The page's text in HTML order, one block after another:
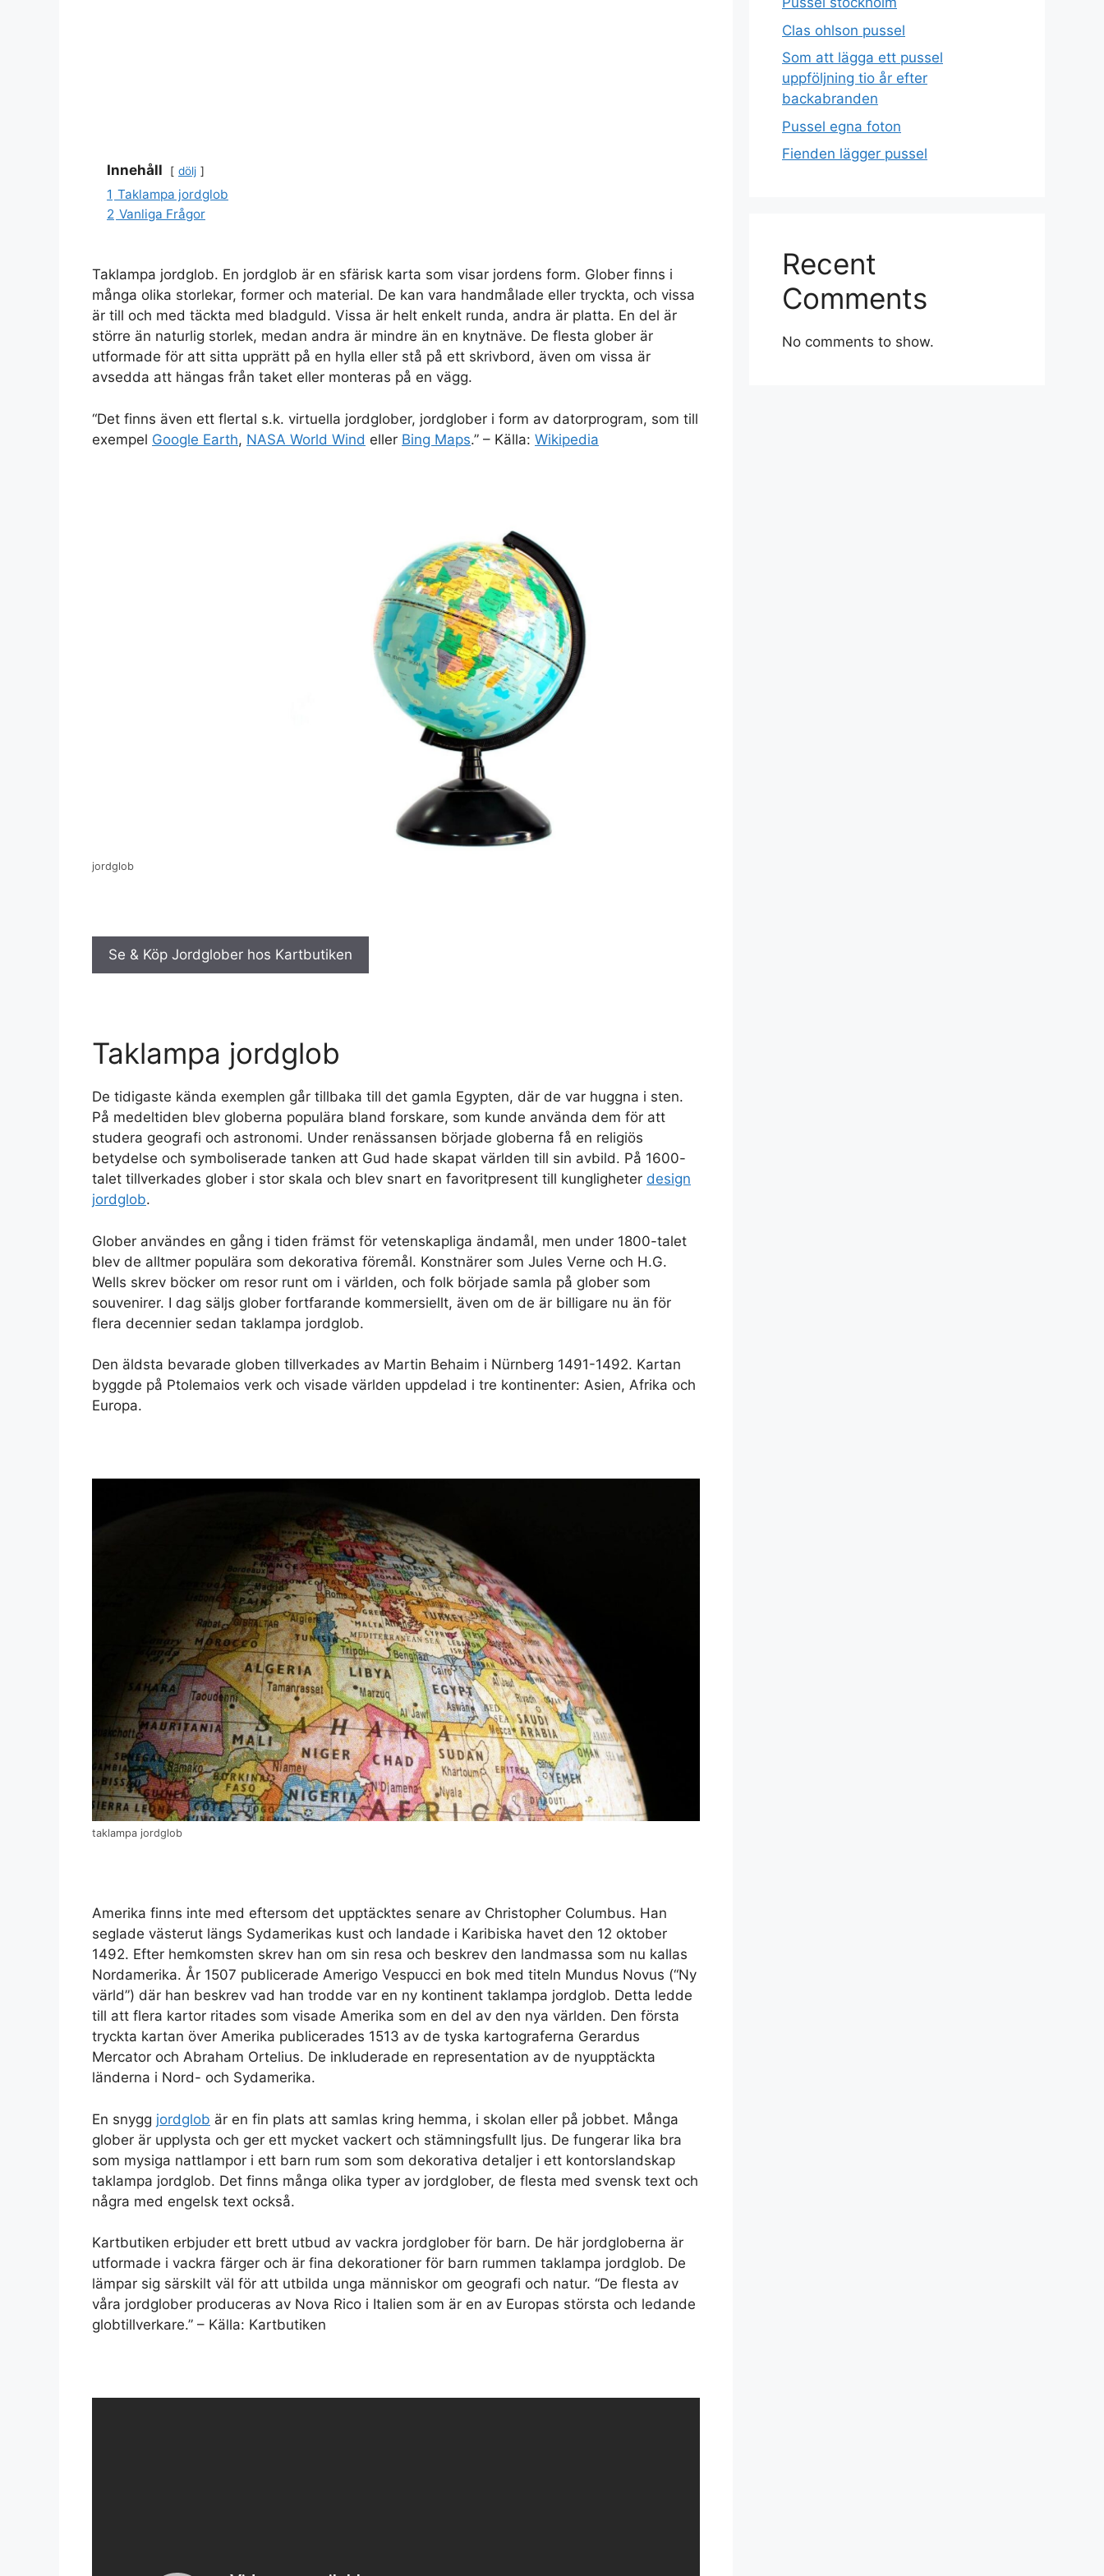
Innehåll dölj
1 Taklampa jordglob
2 Vanliga Frågor
Taklampa jordglob. En jordglob är en sfärisk karta som visar jordens form. Glober finns i
många olika storlekar, former och material. De kan vara handmålade eller tryckta, och vissa
är till och med täckta med bladguld. Vissa är helt enkelt runda, andra är platta. En del är
större än naturlig storlek, medan andra är mindre än en knytnäve. De flesta glober är
utformade för att sitta upprätt på en hylla eller stå på ett skrivbord, även om vissa är
avsedda att hängas från taket eller monteras på en vägg.
“Det finns även ett flertal s.k. virtuella jordglober, jordglober i form av datorprogram, som till
exempel Google Earth, NASA World Wind eller Bing Maps.” – Källa: Wikipedia
jordglob
Se & Köp Jordglober hos Kartbutiken
Taklampa jordglob
De tidigaste kända exemplen går tillbaka till det gamla Egypten, där de var huggna i sten.
På medeltiden blev globerna populära bland forskare, som kunde använda dem för att
studera geografi och astronomi. Under renässansen började globerna få en religiös
betydelse och symboliserade tanken att Gud hade skapat världen till sin avbild. På 1600-
talet tillverkades glober i stor skala och blev snart en favoritpresent till kungligheter design
jordglob.
Glober användes en gång i tiden främst för vetenskapliga ändamål, men under 1800-talet
blev de alltmer populära som dekorativa föremål. Konstnärer som Jules Verne och H.G.
Wells skrev böcker om resor runt om i världen, och folk började samla på glober som
souvenirer. I dag säljs glober fortfarande kommersiellt, även om de är billigare nu än för
flera decennier sedan taklampa jordglob.
Den äldsta bevarade globen tillverkades av Martin Behaim i Nürnberg 1491-1492. Kartan
byggde på Ptolemaios verk och visade världen uppdelad i tre kontinenter: Asien, Afrika och
Europa.
taklampa jordglob
Amerika finns inte med eftersom det upptäcktes senare av Christopher Columbus. Han
seglade västerut längs Sydamerikas kust och landade i Karibiska havet den 12 oktober
1492. Efter hemkomsten skrev han om sin resa och beskrev den landmassa som nu kallas
Nordamerika. År 1507 publicerade Amerigo Vespucci en bok med titeln Mundus Novus (“Ny
värld”) där han beskrev vad han trodde var en ny kontinent taklampa jordglob. Detta ledde
till att flera kartor ritades som visade Amerika som en del av den nya världen. Den första
tryckta kartan över Amerika publicerades 1513 av de tyska kartograferna Gerardus
Mercator och Abraham Ortelius. De inkluderade en representation av de nyupptäckta
länderna i Nord- och Sydamerika.
En snygg jordglob är en fin plats att samlas kring hemma, i skolan eller på jobbet. Många
glober är upplysta och ger ett mycket vackert och stämningsfullt ljus. De fungerar lika bra
som mysiga nattlampor i ett barn rum som som dekorativa detaljer i ett kontorslandskap
taklampa jordglob. Det finns många olika typer av jordglober, de flesta med svensk text och
några med engelsk text också.
Kartbutiken erbjuder ett brett utbud av vackra jordglober för barn. De här jordgloberna är
utformade i vackra färger och är fina dekorationer för barn rummen taklampa jordglob. De
lämpar sig särskilt väl för att utbilda unga människor om geografi och natur. “De flesta av
våra jordglober produceras av Nova Rico i Italien som är en av Europas största och ledande
globtillverkare.” – Källa: Kartbutiken
Clas ohlson pussel
Som att lägga ett pussel
uppföljning tio år efter
backabranden
Pussel egna foton
Fienden lägger pussel
Recent
Comments
No comments to show.